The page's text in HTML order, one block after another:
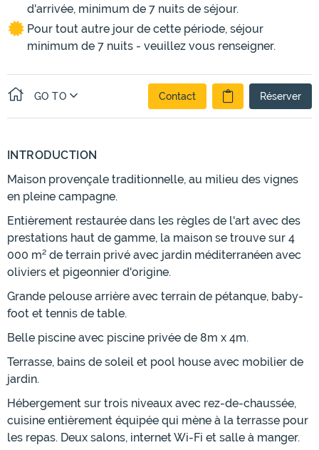
d'arrivée, minimum de 7 nuits de séjour.
Pour tout autre jour de cette période, séjour
minimum de 7 nuits - veuillez vous renseigner.
GO TO Contact Réserver
INTRODUCTION
Maison provençale traditionnelle, au milieu des vignes
en pleine campagne.
Entièrement restaurée dans les règles de l'art avec des
prestations haut de gamme, la maison se trouve sur 4
000 m² de terrain privé avec jardin méditerranéen avec
oliviers et pigeonnier d'origine.
Grande pelouse arrière avec terrain de pétanque, baby-
foot et tennis de table.
Belle piscine avec piscine privée de 8m x 4m.
Terrasse, bains de soleil et pool house avec mobilier de
jardin.
Hébergement sur trois niveaux avec rez-de-chaussée,
cuisine entièrement équipée qui mène à la terrasse pour
les repas. Deux salons, internet Wi-Fi et salle à manger.